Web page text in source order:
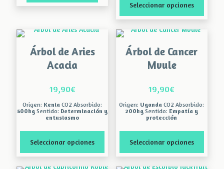
Seleccionar opciones
producto
múltiples
variantes.
Las
se
elegir
en
de
producto
Árbol de Aries
Acacia
19,90€
Origen: Kenia CO2 Absorbido:
500kg Sentido: Determinación y
entusiasmo
Seleccionar opciones
Árbol de Cancer
Mvule
19,90€
Origen: Uganda CO2 Absorbido:
200kgSentido: Empatía y
protección
Seleccionar opciones